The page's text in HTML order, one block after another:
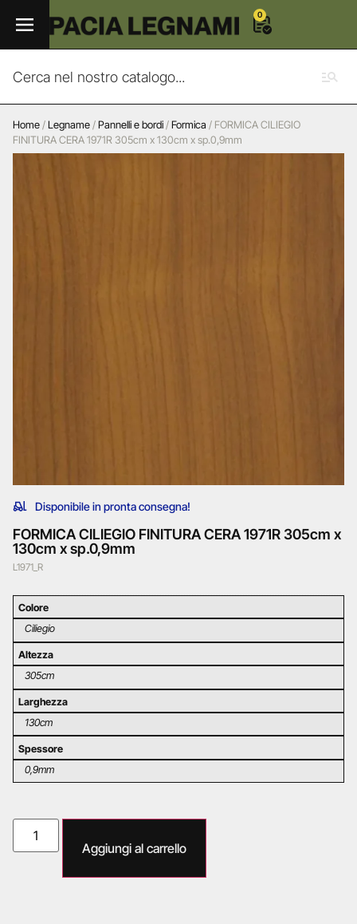
0
Home/Legname/Pannelli e bordi/Formica / FORMICA CILIEGIO
FINITURA CERA 1971R 305cm x 130cm x sp.0,9mm
Disponibile in pronta consegna!
FORMICA CILIEGIO FINITURA CERA 1971R 305cm x
130cm x sp.0,9mm
L1971_R
Colore
Ciliegio
Altezza
305cm
Larghezza
130cm
Spessore
0,9mm
Aggiungi al carrello